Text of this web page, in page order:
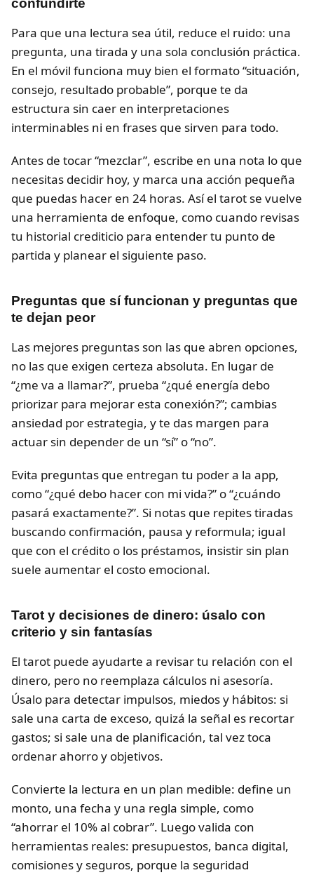
confundirte
Para que una lectura sea útil, reduce el ruido: una
pregunta, una tirada y una sola conclusión práctica.
En el móvil funciona muy bien el formato “situación,
consejo, resultado probable”, porque te da
estructura sin caer en interpretaciones
interminables ni en frases que sirven para todo.
Antes de tocar “mezclar”, escribe en una nota lo que
necesitas decidir hoy, y marca una acción pequeña
que puedas hacer en 24 horas. Así el tarot se vuelve
una herramienta de enfoque, como cuando revisas
tu historial crediticio para entender tu punto de
partida y planear el siguiente paso.
Preguntas que sí funcionan y preguntas que
te dejan peor
Las mejores preguntas son las que abren opciones,
no las que exigen certeza absoluta. En lugar de
“¿me va a llamar?”, prueba “¿qué energía debo
priorizar para mejorar esta conexión?”; cambias
ansiedad por estrategia, y te das margen para
actuar sin depender de un “sí” o “no”.
Evita preguntas que entregan tu poder a la app,
como “¿qué debo hacer con mi vida?” o “¿cuándo
pasará exactamente?”. Si notas que repites tiradas
buscando confirmación, pausa y reformula; igual
que con el crédito o los préstamos, insistir sin plan
suele aumentar el costo emocional.
Tarot y decisiones de dinero: úsalo con
criterio y sin fantasías
El tarot puede ayudarte a revisar tu relación con el
dinero, pero no reemplaza cálculos ni asesoría.
Úsalo para detectar impulsos, miedos y hábitos: si
sale una carta de exceso, quizá la señal es recortar
gastos; si sale una de planificación, tal vez toca
ordenar ahorro y objetivos.
Convierte la lectura en un plan medible: define un
monto, una fecha y una regla simple, como
“ahorrar el 10% al cobrar”. Luego valida con
herramientas reales: presupuestos, banca digital,
comisiones y seguros, porque la seguridad